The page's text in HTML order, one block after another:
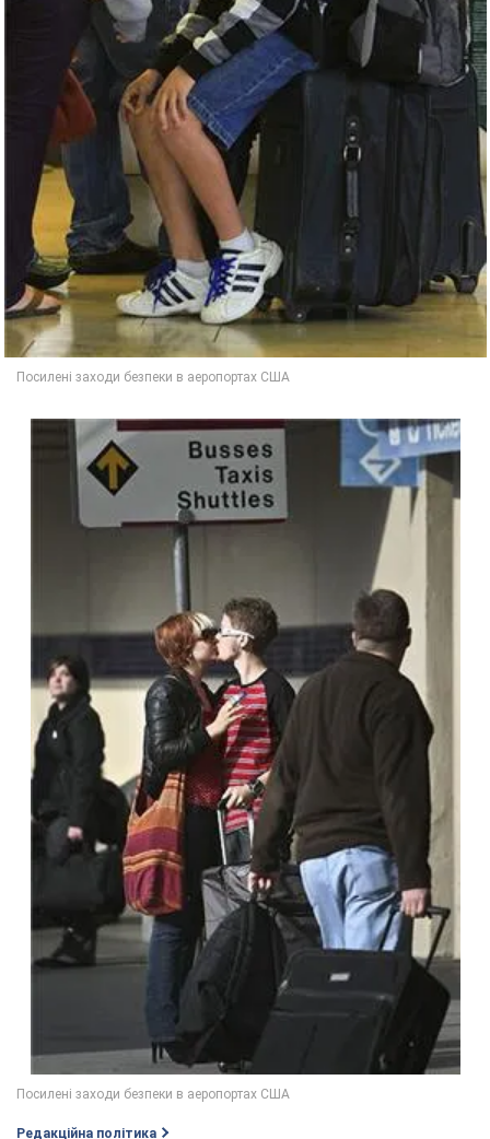
Редакційна політика